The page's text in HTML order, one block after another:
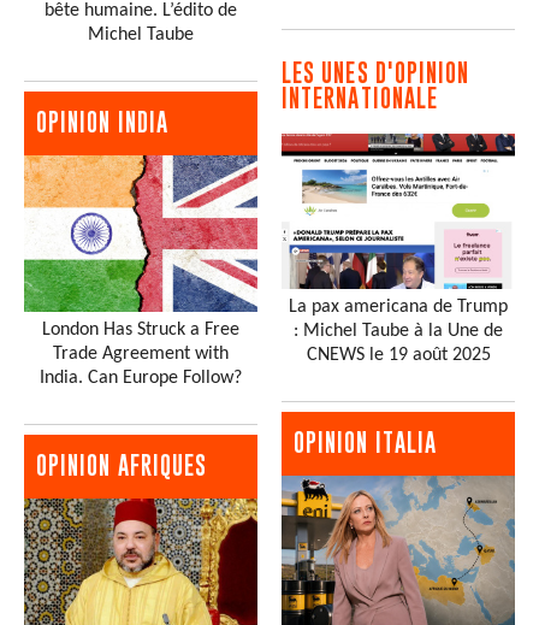
bête humaine. L’édito de
Michel Taube
OPINION INDIA
London Has Struck a Free
Trade Agreement with
India. Can Europe Follow?
OPINION AFRIQUES
LES UNES D'OPINION
INTERNATIONALE
La pax americana de Trump
: Michel Taube à la Une de
CNEWS le 19 août 2025
OPINION ITALIA